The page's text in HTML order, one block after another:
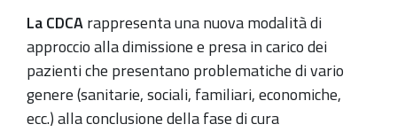
La CDCArappresenta una nuova modalità di
approccio alla dimissione e presa in carico dei
pazienti che presentano problematiche di vario
genere (sanitarie, sociali, familiari, economiche,
ecc.) alla conclusione della fase di cura